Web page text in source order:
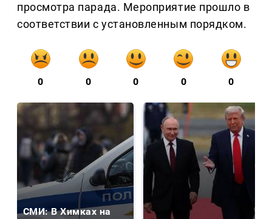
просмотра парада. Мероприятие прошло в
соответствии с установленным порядком.
0 0 0 0 0
СМИ: В Химках на